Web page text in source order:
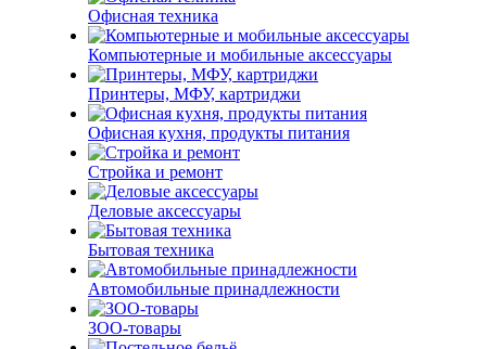
Офисная техника
Компьютерные и мобильные аксессуары
Принтеры, МФУ, картриджи
Офисная кухня, продукты питания
Стройка и ремонт
Деловые аксессуары
Бытовая техника
Автомобильные принадлежности
ЗОО-товары